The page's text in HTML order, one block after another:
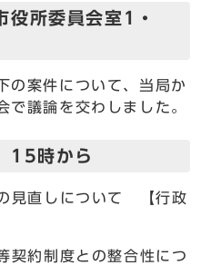
役所委員会室1・
の案件について、当局か
で議論を交わしました。
15時から
見直しについて 【行政
契約制度との整合性につ